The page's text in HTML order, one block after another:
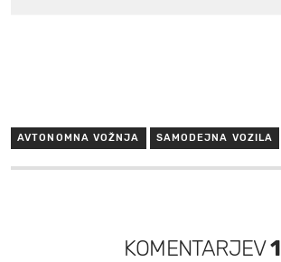
AVTONOMNA VOŽNJA SAMODEJNA VOZILA
KOMENTARJEV1